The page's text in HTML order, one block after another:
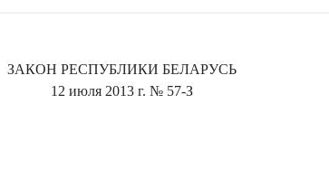
ЗАКОН РЕСПУБЛИКИ БЕЛАРУСЬ
12 июля 2013 г. № 57-З